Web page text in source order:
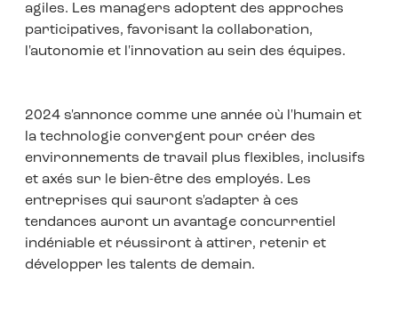
agiles. Les managers adoptent des approches
participatives, favorisant la collaboration,
l'autonomie et l'innovation au sein des équipes.
2024 s'annonce comme une année où l'humain et
la technologie convergent pour créer des
environnements de travail plus flexibles, inclusifs
et axés sur le bien-être des employés. Les
entreprises qui sauront s'adapter à ces
tendances auront un avantage concurrentiel
indéniable et réussiront à attirer, retenir et
développer les talents de demain.